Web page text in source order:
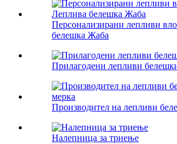
Персонализирани лепливи
белешка Жаба
Прилагодени лепливи
Производител на лепливи
Налепница за триење